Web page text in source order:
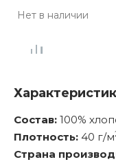
Нет в наличии
Состав: 100%
Плотность: 40 г/м
Страна